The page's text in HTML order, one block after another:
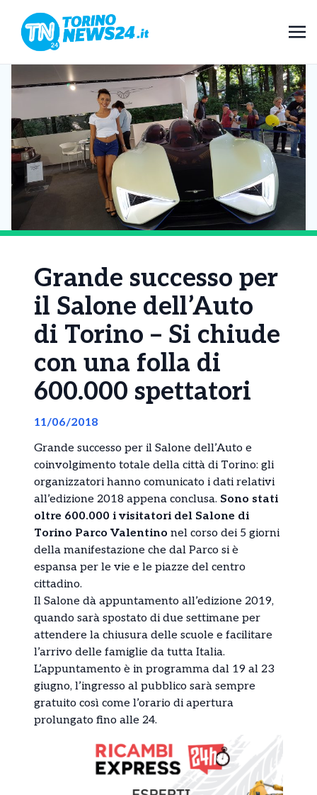
Grande successo per
il Salone dell’Auto
di Torino – Si chiude
con una folla di
600.000 spettatori
11/06/2018
Grande successo per il Salone dell’Auto e
coinvolgimento totale della città di Torino: gli
organizzatori hanno comunicato i dati relativi
all’edizione 2018 appena conclusa. Sono stati
oltre 600.000 i visitatori del Salone di
Torino Parco Valentino nel corso dei 5 giorni
della manifestazione che dal Parco si è
espansa per le vie e le piazze del centro
cittadino.
Il Salone dà appuntamento all’edizione 2019,
quando sarà spostato di due settimane per
attendere la chiusura delle scuole e facilitare
l’arrivo delle famiglie da tutta Italia.
L’appuntamento è in programma dal 19 al 23
giugno, l’ingresso al pubblico sarà sempre
gratuito così come l’orario di apertura
prolungato fino alle 24.